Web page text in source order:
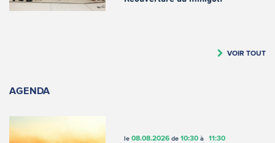
VOIR TOUT
AGENDA
le 08.08.2026de 10:30à 11:30